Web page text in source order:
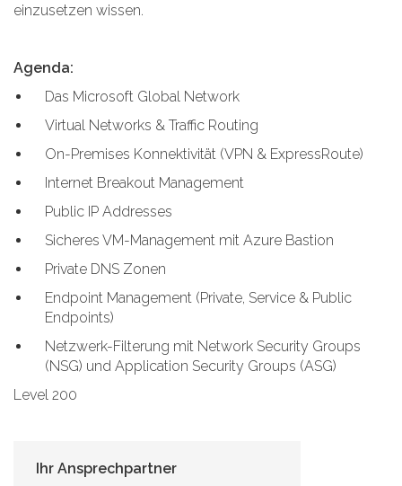
einzusetzen wissen.
Agenda:
Das Microsoft Global Network
Virtual Networks & Traffic Routing
On-Premises Konnektivität (VPN & ExpressRoute)
Internet Breakout Management
Public IP Addresses
Sicheres VM-Management mit Azure Bastion
Private DNS Zonen
Endpoint Management (Private, Service & Public
Endpoints)
Netzwerk-Filterung mit Network Security Groups
(NSG) und Application Security Groups (ASG)
Level 200
Ihr Ansprechpartner